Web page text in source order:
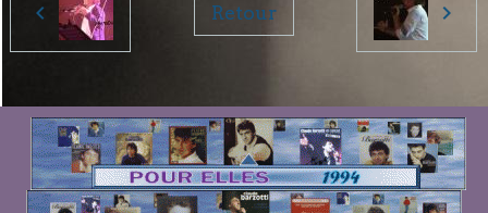
Retour